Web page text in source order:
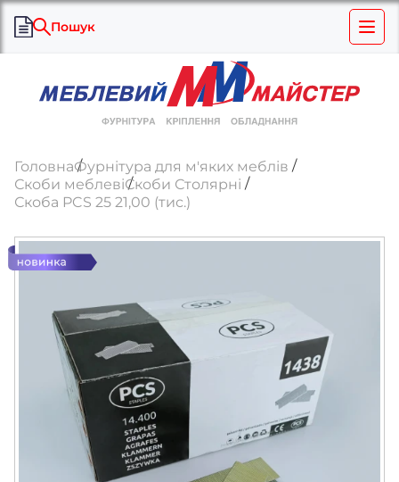
Пошук
ГоловнаФурнітура для м'яких меблів
Скоби меблевіСкоби Столярні
Скоба PCS 25 21,00 (тис.)